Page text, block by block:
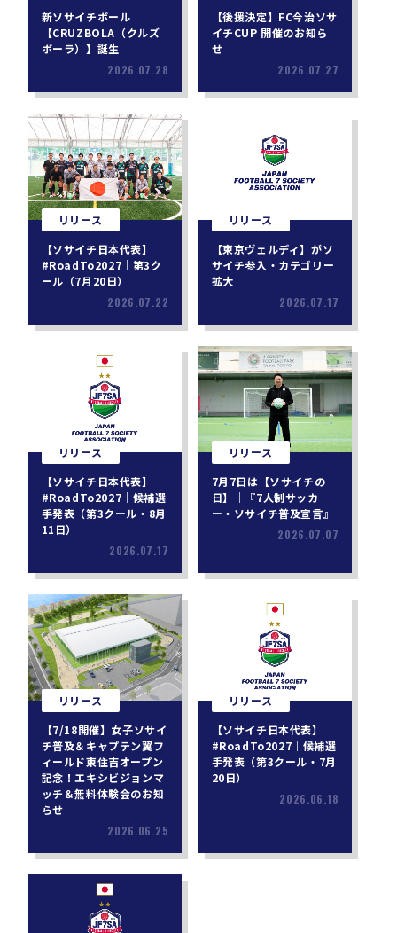
新ソサイチボール
【CRUZBOLA（クルズ
ボーラ）】誕生
2026.07.28
【後援決定】FC今治ソサ
イチCUP 開催のお知ら
せ
2026.07.27
リリース
【ソサイチ日本代表】
#RoadTo2027｜第3ク
ール（7月20日）
2026.07.22
リリース
【東京ヴェルディ】がソ
サイチ参入・カテゴリー
拡大
2026.07.17
リリース
【ソサイチ日本代表】
#RoadTo2027｜候補選
手発表（第3クール・8月
11日）
2026.07.17
リリース
7月7日は【ソサイチの
日】｜『7人制サッカ
ー・ソサイチ普及宣言』
2026.07.07
リリース
【7/18開催】女子ソサイ
チ普及＆キャプテン翼フ
ィールド東住吉オープン
記念！エキシビジョンマ
ッチ＆無料体験会のお知
らせ
2026.06.25
リリース
【ソサイチ日本代表】
#RoadTo2027｜候補選
手発表（第3クール・7月
20日）
2026.06.18